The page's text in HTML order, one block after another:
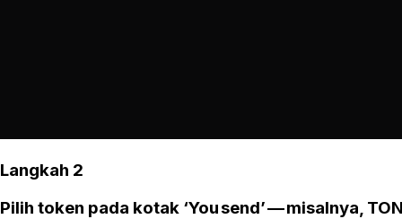
Langkah 2
Pilih token pada kotak ‘You send’ — misalnya,